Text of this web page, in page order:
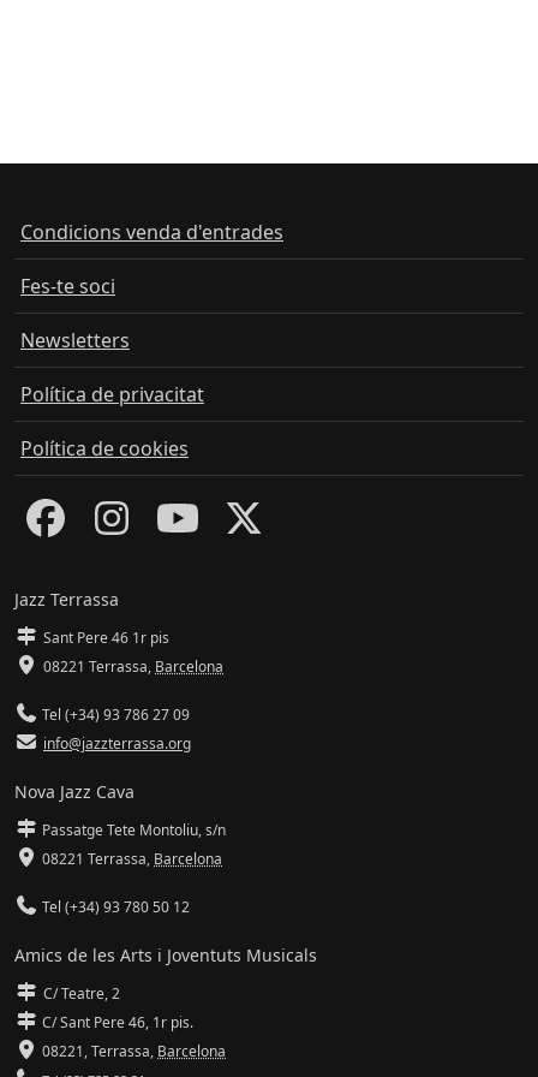
Condicions venda d'entrades
Fes-te soci
Newsletters
Política de privacitat
Política de cookies
Jazz Terrassa
Sant Pere 46 1r pis
08221 Terrassa, Barcelona
Tel (+34) 93 786 27 09
info@jazzterrassa.org
Nova Jazz Cava
Passatge Tete Montoliu, s/n
08221 Terrassa, Barcelona
Tel (+34) 93 780 50 12
Amics de les Arts i Joventuts Musicals
C/ Teatre, 2
C/ Sant Pere 46, 1r pis.
08221,Terrassa, Barcelona